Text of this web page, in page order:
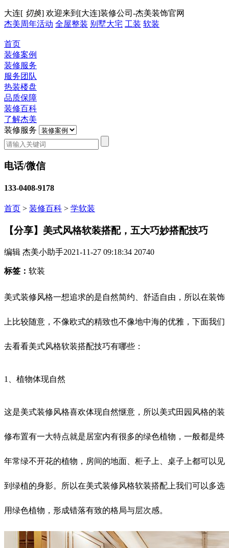
大连[ 切换] 欢迎来到[大连]装修公司-杰美装饰官网
杰美周年活动 全屋整装 别墅大宅 工装 软装
首页
装修案例
装修服务
服务团队
热装楼盘
品质保障
装修百科
了解杰美
装修服务
电话/微信
133-0408-9178
首页 > 装修百科 > 学软装
【分享】美式风格软装搭配，五大巧妙搭配技巧
编辑 杰美小助手2021-11-27 09:18:34 20740
标签： 软装
美式装修风格一想追求的是自然简约、舒适自由，所以在装饰
上比较随意，不像欧式的精致也不像地中海的优雅，下面我们
去看看美式风格软装搭配技巧有哪些：
1、植物体现自然
这是美式装修风格喜欢体现自然惬意，所以美式田园风格的装
修布置有一大特点就是居室内有很多的绿色植物，一般都是终
年常绿不开花的植物，房间的地面、柜子上、桌子上都可以见
到绿植的身影。所以在美式装修风格软装搭配上我们可以多选
用绿色植物，形成错落有致的格局与层次感。